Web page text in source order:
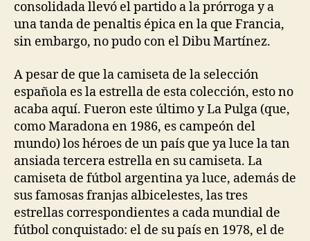
consolidada llevó el partido a la prórroga y a
una tanda de penaltis épica en la que Francia,
sin embargo, no pudo con el Dibu Martínez.
A pesar de que la camiseta de la selección
española es la estrella de esta colección, esto no
acaba aquí. Fueron este último y La Pulga (que,
como Maradona en 1986, es campeón del
mundo) los héroes de un país que ya luce la tan
ansiada tercera estrella en su camiseta. La
camiseta de fútbol argentina ya luce, además de
sus famosas franjas albicelestes, las tres
estrellas correspondientes a cada mundial de
fútbol conquistado: el de su país en 1978, el de